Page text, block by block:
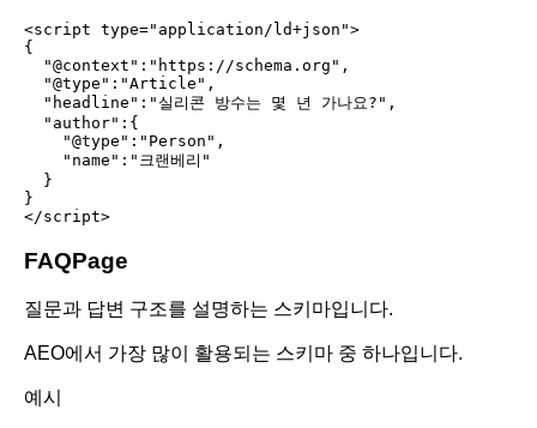
<script type="application/ld+json">
{
  "@context":"https://schema.org",
  "@type":"Article",
  "headline":"실리콘 방수는 몇 년 가나요?",
  "author":{
    "@type":"Person",
    "name":"크랜베리"
  }
}
FAQPage
질문과 답변 구조를 설명하는 스키마입니다.
AEO에서 가장 많이 활용되는 스키마 중 하나입니다.
예시